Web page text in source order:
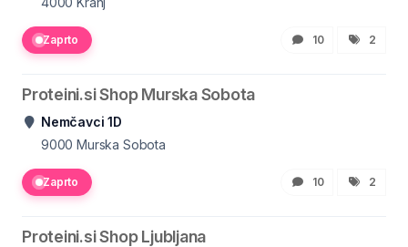
Zaprto 10 2
Proteini.si Shop Murska Sobota
Nemčavci 1D
9000 Murska Sobota
Zaprto 10 2
Proteini.si Shop Ljubljana